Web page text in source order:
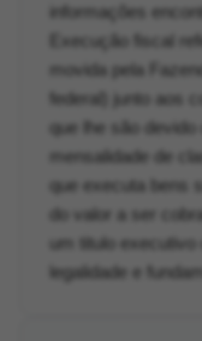
informações
Execução fiscal
movida pela
federal) junto aos
que lhe são
mensalidade de
que executa bens
do valor a ser
um titulo
legalidade e